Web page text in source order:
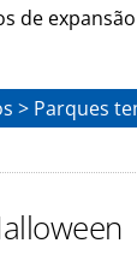
de
> Parques